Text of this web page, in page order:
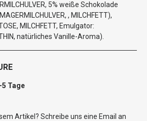
5% weiße Schokolade
, MILCHFETT),
MILCHFETT, Emulgator:
natürliches Vanille-Aroma).
5 Tage
Artikel? Schreibe uns eine Email an